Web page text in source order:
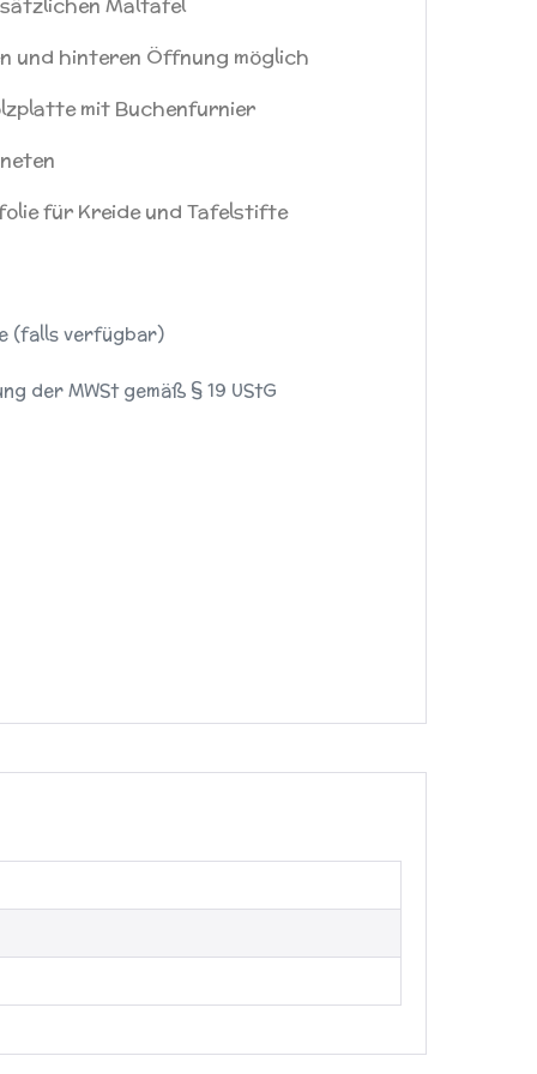
und hinteren Öffnung möglich
mit Buchenfurnier
für Kreide und Tafelstifte
(falls verfügbar)
der MWSt gemäß § 19 UStG